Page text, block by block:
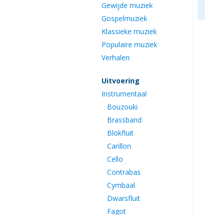
Gewijde muziek
Gospelmuziek
Klassieke muziek
Populaire muziek
Verhalen
Uitvoering
Instrumentaal
Bouzouki
Brassband
Blokfluit
Carillon
Cello
Contrabas
Cymbaal
Dwarsfluit
Fagot